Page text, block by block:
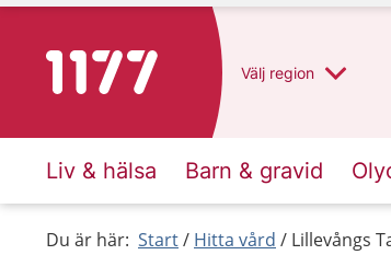
Till startsidan för 1177 Välj region
Liv & hälsa Barn & gravid
Du är här: Start Hitta vård Lillevångs